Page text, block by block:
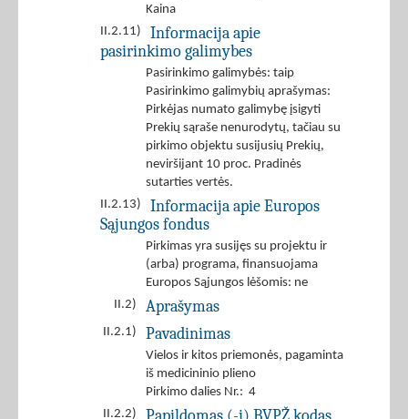
Kaina
II.2.11)
Informacija apie
pasirinkimo galimybes
Pasirinkimo galimybės: taip
Pasirinkimo galimybių aprašymas:
Pirkėjas numato galimybę įsigyti
Prekių sąraše nenurodytų, tačiau su
pirkimo objektu susijusių Prekių,
neviršijant 10 proc. Pradinės
sutarties vertės.
II.2.13)
Informacija apie Europos
Sąjungos fondus
Pirkimas yra susijęs su projektu ir
(arba) programa, finansuojama
Europos Sąjungos lėšomis: ne
II.2)
Aprašymas
II.2.1) Pavadinimas
Vielos ir kitos priemonės, pagaminta
iš medicininio plieno
Pirkimo dalies Nr.: 4
II.2.2)